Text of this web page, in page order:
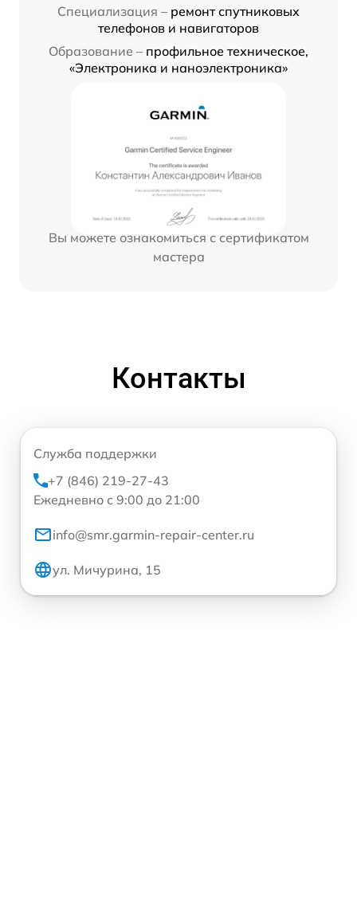
Специализация – ремонт спутниковых
телефонов и навигаторов
Образование – профильное техническое,
«Электроника и наноэлектроника»
Вы можете ознакомиться с сертификатом
мастера
Контакты
Служба поддержки
+7 (846) 219-27-43
Ежедневно с 9:00 до 21:00
info@smr.garmin-repair-center.ru
ул. Мичурина, 15